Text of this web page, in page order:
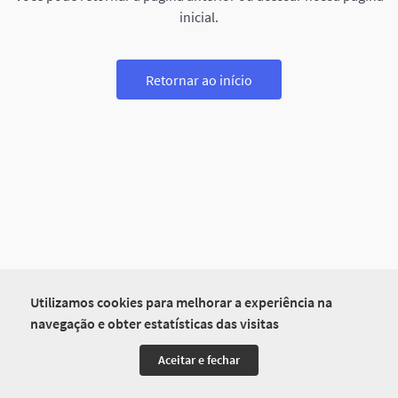
Utilizamos cookies para melhorar a experiência na
navegação e obter estatísticas das visitas
Aceitar e fechar
inicial.
Retornar ao início